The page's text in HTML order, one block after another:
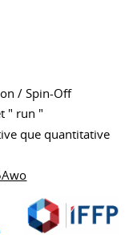
/ Spin-Off
" run "
que quantitative